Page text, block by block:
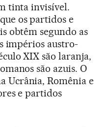
tinta invisível.
os partidos e
obtêm segundo as
impérios austro-
XIX são laranja,
são azuis. O
Ucrânia, Romênia e
e partidos